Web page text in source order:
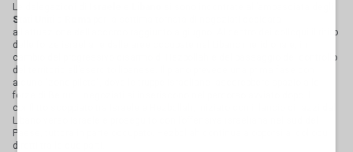
Le delegazioni di
Stati Uniti
all’attuazione dell’accordo raggiunto a giugno. Al centro dei colloqui il ritiro
delle forze israeliane dalle aree occupate nel Libano meridionale, in
cambio del progressivo disarmo di Hezbollah e del passaggio del controllo
del territorio all’esercito libanese. Il piano prevede una prima fase con
alcune "zone pilota", dove le truppe israeliane lascerebbero spazio alle
forze di Beirut. I negoziati si inseriscono nel percorso avviato dopo il
conflitto scoppiato tra Israele e Hezbollah, iniziato con il lancio di razzi dal
Libano verso Israele e proseguito con l’offensiva israeliana nel sud del
Paese, tuttora in parte occupato. Hezbollah continua a opporsi ai colloqui
diretti tra le due parti.